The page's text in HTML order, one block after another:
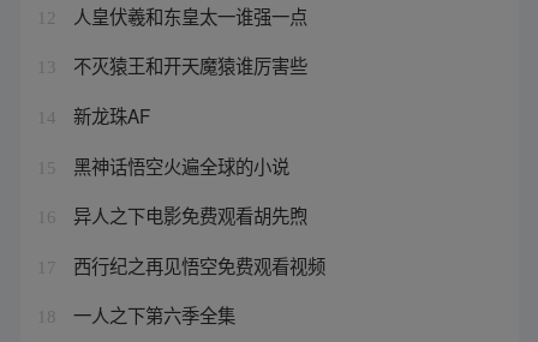
12 人皇伏羲和东皇太一谁强一点
13 不灭猿王和开天魔猿谁厉害些
14 新龙珠AF
15 黑神话悟空火遍全球的小说
16 异人之下电影免费观看胡先煦
17 西行纪之再见悟空免费观看视频
18 一人之下第六季全集